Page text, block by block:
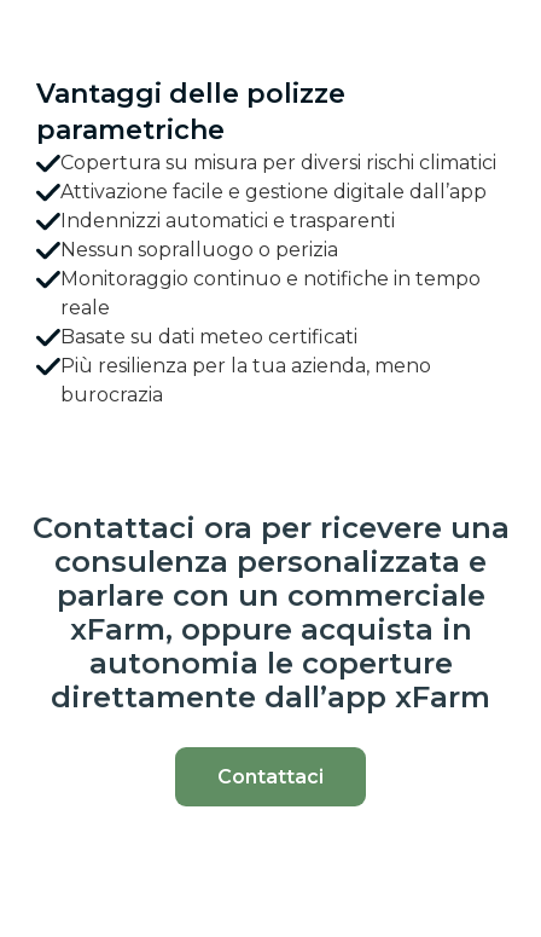
Vantaggi delle polizze
parametriche
Copertura su misura per diversi rischi climatici
Attivazione facile e gestione digitale dall’app
Indennizzi automatici e trasparenti
Nessun sopralluogo o perizia
Monitoraggio continuo e notifiche in tempo
reale
Basate su dati meteo certificati
Più resilienza per la tua azienda, meno
burocrazia
Contattaci ora per ricevere una
consulenza personalizzata e
parlare con un commerciale
xFarm, oppure acquista in
autonomia le coperture
direttamente dall’app xFarm
Contattaci